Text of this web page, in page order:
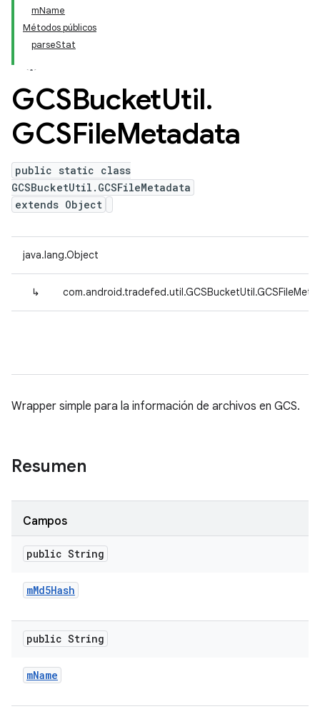
mName
Métodos públicos
parseStat
GCSBucketUtil.
GCSFileMetadata
public static class
GCSBucketUtil.GCSFileMetadata
extends Object
java.lang.Object
↳
Wrapper simple para la información de archivos en GCS.
Resumen
Campos
public String
mMd5Hash
public String
mName